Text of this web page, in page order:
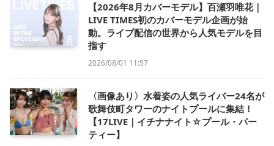
【2026年8月カバーモデル】百瀬羽唯花｜
LIVE TIMES初のカバーモデル企画が始
動。ライブ配信の世界から人気モデルを目
指す
2026/08/01 11:57
〈画像あり〉水着姿の人気ライバー24名が
歌舞伎町タワーのナイトプールに集結！
【17LIVE｜イチナナイト☆プール・パー
ティー】